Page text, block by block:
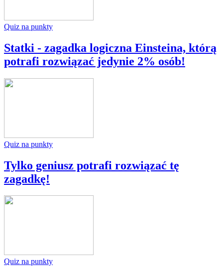
Quiz na punkty
Statki - zagadka logiczna Einsteina, którą
potrafi rozwiązać jedynie 2% osób!
Quiz na punkty
Tylko geniusz potrafi rozwiązać tę
zagadkę!
Quiz na punkty